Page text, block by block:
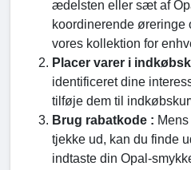
ædelsten eller sæt af
koordinerende øreringe
vores kollektion for
Placer varer i
identificeret dine
tilføje dem til
Brug rabatkode :
tjekke ud, kan du finde
indtaste din Opal-